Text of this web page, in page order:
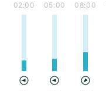
02:00 05:00 08:00